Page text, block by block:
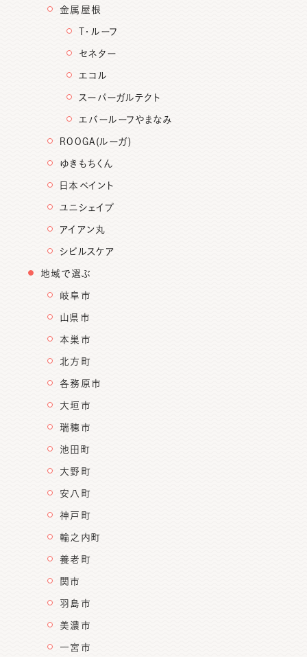
金属屋根
T・ルーフ
セネター
エコル
スーパーガルテクト
エバールーフやまなみ
ROOGA(ルーガ)
ゆきもちくん
日本ペイント
ユニシェイプ
アイアン丸
シビルスケア
地域で選ぶ
岐阜市
山県市
本巣市
北方町
各務原市
大垣市
瑞穂市
池田町
大野町
安八町
神戸町
輪之内町
養老町
関市
羽島市
美濃市
一宮市